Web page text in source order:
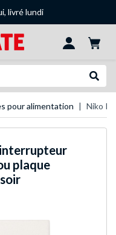
livré lundi
pour alimentation Niko
plaque